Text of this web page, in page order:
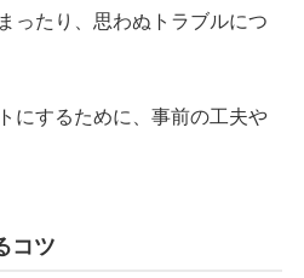
ったり、思わぬトラブルにつ
にするために、事前の工夫や
コツ